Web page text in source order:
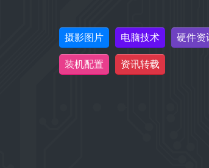
摄影图片 电脑技术 硬件资
装机配置 资讯转载